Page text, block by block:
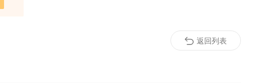
返回列表